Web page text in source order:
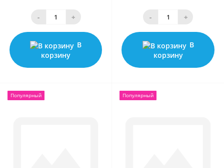
- +
В
корзину
- +
В
корзину
Популярный Популярный